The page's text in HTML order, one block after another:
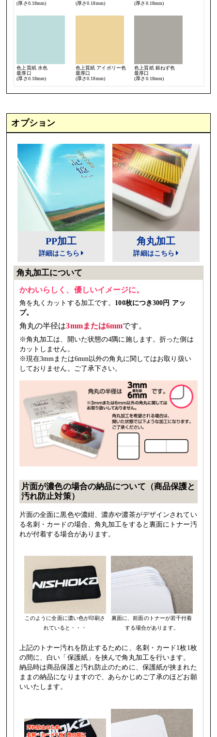
(厚さ0.18mm)
(厚さ0.18mm)
(厚さ0.18mm)
色上質紙 水色
最厚口
(厚さ0.18mm)
色上質紙 アイボリー色
最厚口
(厚さ0.18mm)
色上質紙 銀ねず色
最厚口
(厚さ0.18mm)
オプション
PP加工
詳細はこちら
角丸加工
詳細はこちら
角丸加工について
かわいらしく、優しいイメージに。
角を丸くカットする加工です。 100枚につき300円 アッ
プ。
角丸の半径は3mmまたは6mmです。
※角丸加工は、開いた状態の4隅に施します。折った側は
カットしません。
※現在3mmまたは6mm以外の角丸に関してはお取り扱い
しておりません。ご了承下さい。
片面が濃色の場合の納品について（商品保護と
汚れ防止対策）
片面の全面に黒色や濃紺、濃赤や濃茶がデザインされてい
る名刺・カードの場合、角丸加工をすると裏面にトナー汚
れが付着する場合があります。
このように全面に濃い色が印刷さ
れていると・・・
裏面に、前面のトナーが若干付着
する場合があります。
上記のトナー汚れを防止するために、名刺・カード1枚1枚
の間に、白い「保護紙」を挟んで角丸加工を行います。
納品時は商品保護と汚れ防止のために、保護紙が挟まれた
ままの納品になりますので、あらかじめご了承のほどお願
いいたします。